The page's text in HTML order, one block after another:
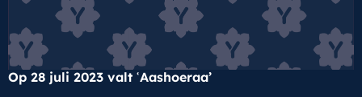
Op 28 juli 2023 valt ʿAashoeraa’